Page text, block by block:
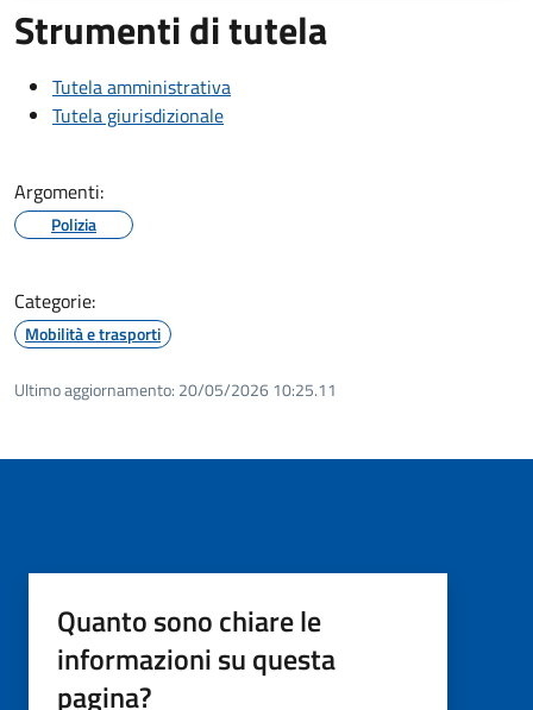
Strumenti di tutela
Tutela amministrativa
Tutela giurisdizionale
Argomenti:
Polizia
Categorie:
Mobilità e trasporti
Ultimo aggiornamento: 20/05/2026 10:25.11
Quanto sono chiare le
informazioni su questa
pagina?